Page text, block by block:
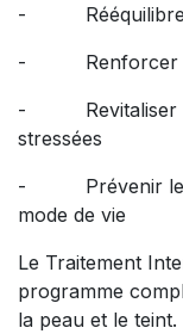
- Rééquilibrer
- Renforcer
- Revitaliser
stressées
- Prévenir le
mode de vie
Le Traitement
programme
la peau et le